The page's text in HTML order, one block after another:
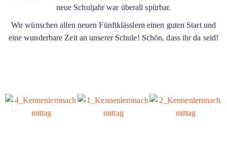
neue Schuljahr war überall spürbar.
Wir wünschen allen neuen Fünftklässlern einen guten Start und
eine wunderbare Zeit an unserer Schule! Schön, dass ihr da seid!